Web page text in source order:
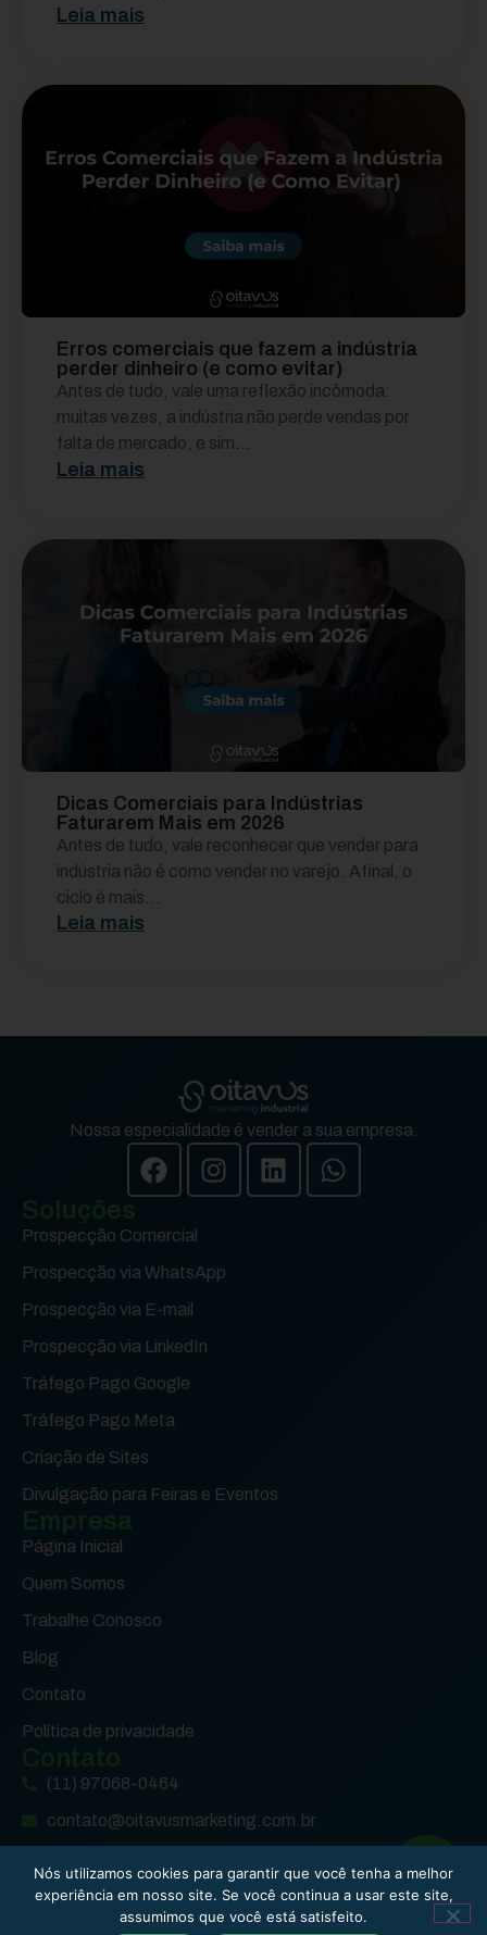
Leia mais
Erros comerciais que fazem a indústria
perder dinheiro (e como evitar)
Antes de tudo, vale uma reflexão incômoda:
muitas vezes, a indústria não perde vendas por
falta de mercado, e sim...
Leia mais
Dicas Comerciais para Indústrias
Faturarem Mais em 2026
Antes de tudo, vale reconhecer que vender para
indústria não é como vender no varejo. Afinal, o
ciclo é mais...
Leia mais
Nossa especialidade é vender a sua empresa.
Prospecção Comercial
Prospecção via WhatsApp
Prospecção via E-mail
Prospecção via LinkedIn
Tráfego Pago Google
Tráfego Pago Meta
Criação de Sites
Divulgação para Feiras e Eventos
Página Inicial
Quem Somos
Trabalhe Conosco
Blog
Contato
Política de privacidade
(11) 97068-0464
contato@oitavusmarketing.com.br
© 2026 – Oitavus Marketing Industrial – Todos os direitos
reservados
Nós utilizamos cookies para garantir que você tenha a melhor
experiência em nosso site. Se você continua a usar este site,
assumimos que você está satisfeito.